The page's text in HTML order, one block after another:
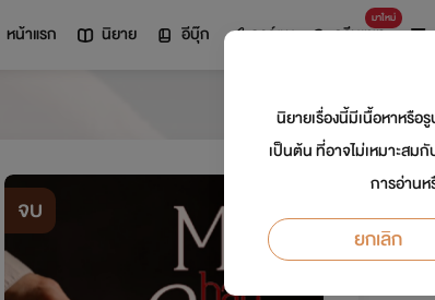
หน้าแรก นิยาย อีบุ๊ก การ์ตูน
มาใหม่
ดรีมแชท
จบ นัก
อีโรติก
นิยายเรื่องนี้มีเนื้อหาหรือ
เป็นต้น ที่อาจไม่เหมาะส
การอ่าน
ยกเลิก